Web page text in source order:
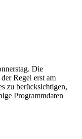
Die
Regel erst am
zu berücksichtigen,
Programmdaten